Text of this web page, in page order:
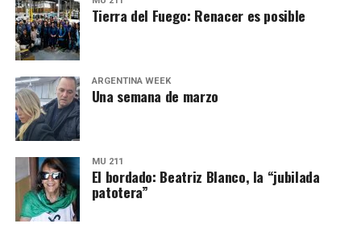
Tierra del Fuego: Renacer es posible
ARGENTINA WEEK
Una semana de marzo
MU 211
El bordado: Beatriz Blanco, la “jubilada
patotera”